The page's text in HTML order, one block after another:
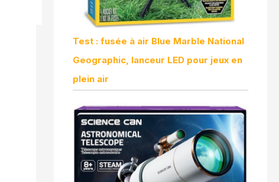
Test : fusée à air Blue Marble National
Geographic, lanceur LED pour jeux en
plein air